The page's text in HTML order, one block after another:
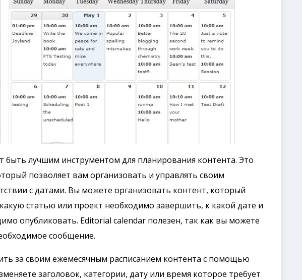
быть лучшим инструментом для планирования контента. Это
позволяет вам организовать и управлять своим
с датами. Вы можете организовать контент, который
статью или проект необходимо завершить, к какой дате и
опубликовать. Editorial calendar полезен, так как вы можете
сообщение.
за своим ежемесячным расписанием контента с помощью
заголовок, категории, дату или время которое требует